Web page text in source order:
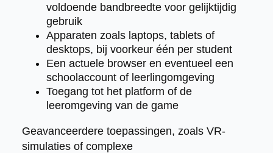
voldoende bandbreedte voor gelijktijdig
gebruik
Apparaten zoals laptops, tablets of
desktops, bij voorkeur één per student
Een actuele browser en eventueel een
schoolaccount of leerlingomgeving
Toegang tot het platform of de
leeromgeving van de game
Geavanceerdere toepassingen, zoals VR-
simulaties of complexe